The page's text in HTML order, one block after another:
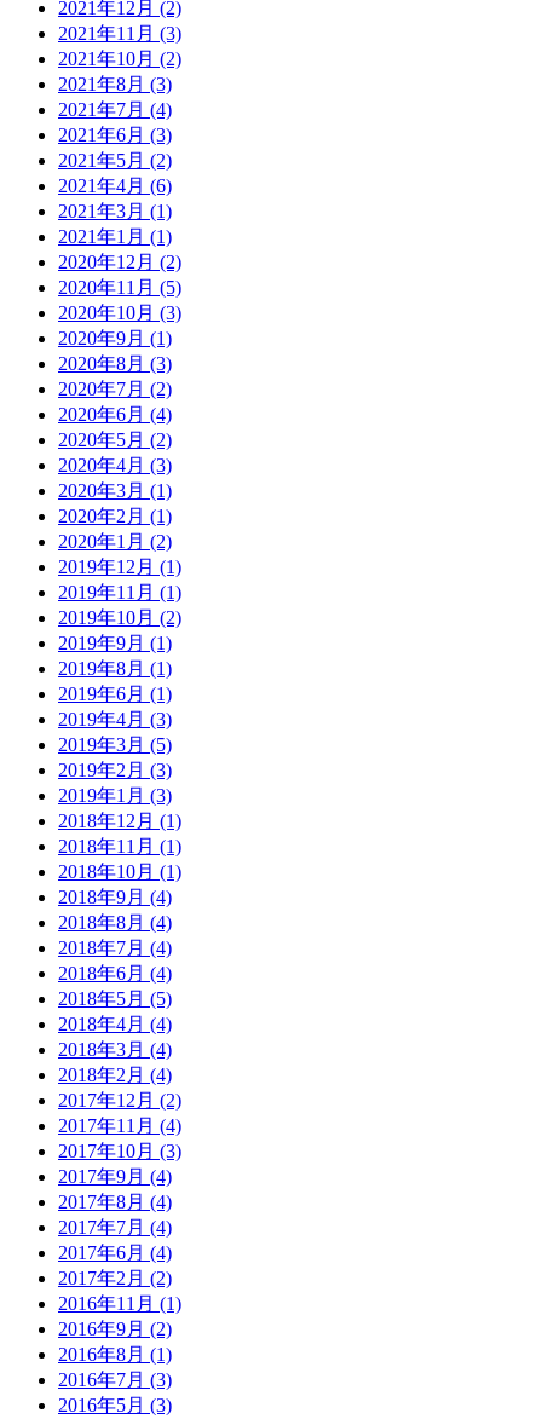
2021年12月 (2)
2021年11月 (3)
2021年10月 (2)
2021年8月 (3)
2021年7月 (4)
2021年6月 (3)
2021年5月 (2)
2021年4月 (6)
2021年3月 (1)
2021年1月 (1)
2020年12月 (2)
2020年11月 (5)
2020年10月 (3)
2020年9月 (1)
2020年8月 (3)
2020年7月 (2)
2020年6月 (4)
2020年5月 (2)
2020年4月 (3)
2020年3月 (1)
2020年2月 (1)
2020年1月 (2)
2019年12月 (1)
2019年11月 (1)
2019年10月 (2)
2019年9月 (1)
2019年8月 (1)
2019年6月 (1)
2019年4月 (3)
2019年3月 (5)
2019年2月 (3)
2019年1月 (3)
2018年12月 (1)
2018年11月 (1)
2018年10月 (1)
2018年9月 (4)
2018年8月 (4)
2018年7月 (4)
2018年6月 (4)
2018年5月 (5)
2018年4月 (4)
2018年3月 (4)
2018年2月 (4)
2017年12月 (2)
2017年11月 (4)
2017年10月 (3)
2017年9月 (4)
2017年8月 (4)
2017年7月 (4)
2017年6月 (4)
2017年2月 (2)
2016年11月 (1)
2016年9月 (2)
2016年8月 (1)
2016年7月 (3)
2016年5月 (3)